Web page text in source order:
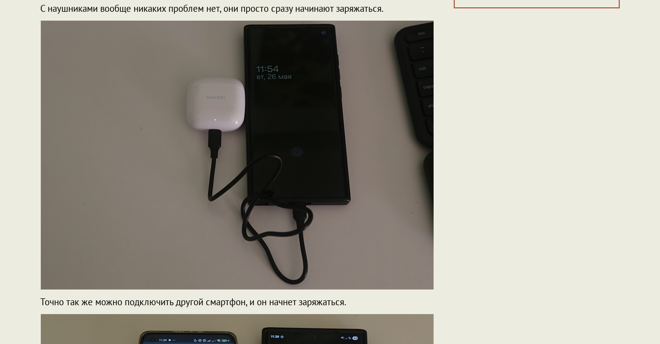
С наушниками вообще никаких проблем нет, они просто сразу начинают заряжаться.
Точно так же можно подключить другой смартфон, и он начнет заряжаться.